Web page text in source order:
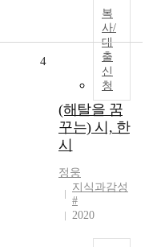
복
사/
대
출
신
청
4
(해탈을 꿈
꾸는) 시, 한
시
정웅
지식과감성
#
2020